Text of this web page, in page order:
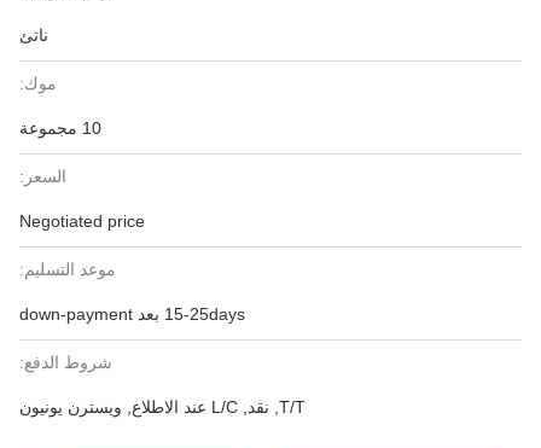
ناتئ
موك:
10 مجموعة
السعر:
Negotiated price
موعد التسليم:
15-25days بعد down-payment
شروط الدفع:
T/T, نقد, L/C عند الاطلاع, ويسترن يونيون